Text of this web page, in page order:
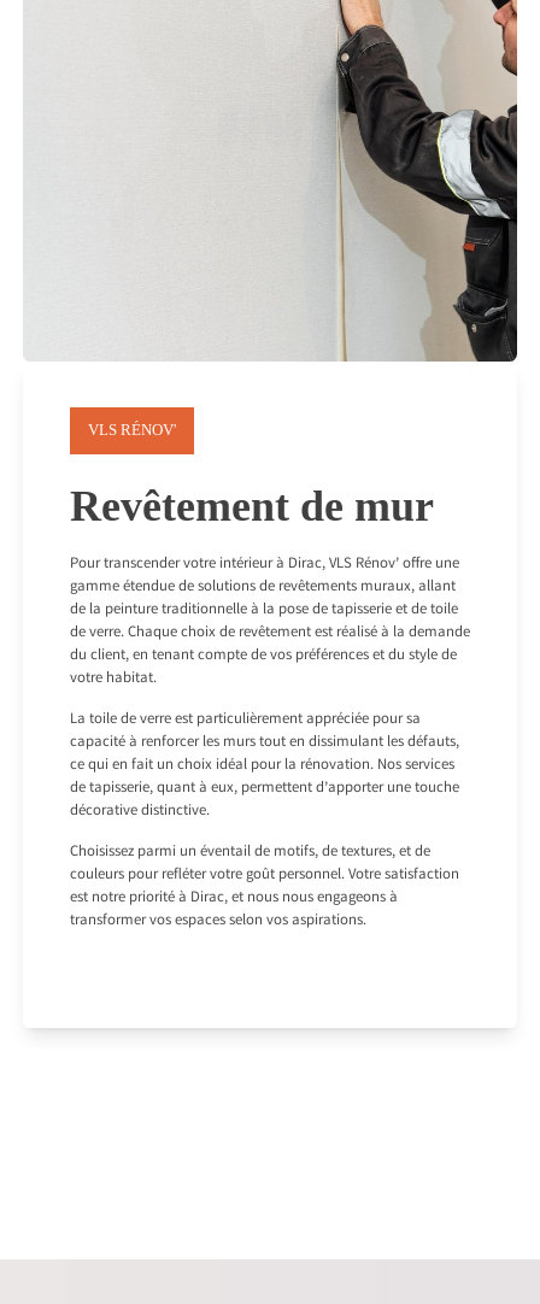
VLS RÉNOV'
Revêtement de mur
Pour transcender votre intérieur à Dirac, VLS Rénov’ offre une
gamme étendue de solutions de revêtements muraux, allant
de la peinture traditionnelle à la pose de tapisserie et de toile
de verre. Chaque choix de revêtement est réalisé à la demande
du client, en tenant compte de vos préférences et du style de
votre habitat.
La toile de verre est particulièrement appréciée pour sa
capacité à renforcer les murs tout en dissimulant les défauts,
ce qui en fait un choix idéal pour la rénovation. Nos services
de tapisserie, quant à eux, permettent d’apporter une touche
décorative distinctive.
Choisissez parmi un éventail de motifs, de textures, et de
couleurs pour refléter votre goût personnel. Votre satisfaction
est notre priorité à Dirac, et nous nous engageons à
transformer vos espaces selon vos aspirations.